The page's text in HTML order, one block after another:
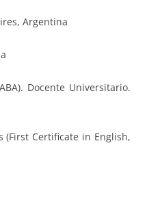
Argentina
Docente Universitario.
(First Certificate in English,